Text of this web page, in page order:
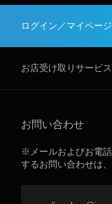
ログイン／マイページ
お店受け取りサービス
お問い合わせ
※メールおよびお電
するお問い合わせは